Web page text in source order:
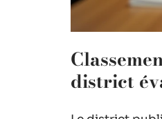
district